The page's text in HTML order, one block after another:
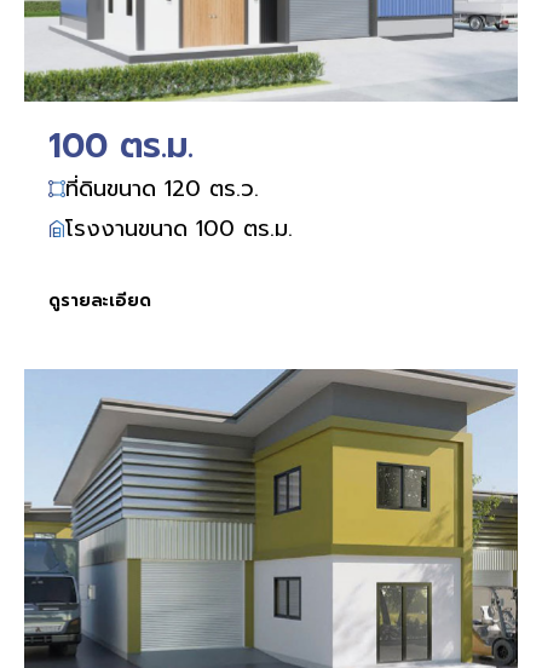
100 ตร.ม.
ที่ดินขนาด 120 ตร.ว.
โรงงานขนาด 100 ตร.ม.
ดูรายละเอียด